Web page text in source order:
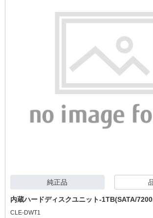
純正品
内蔵ハードディスクユニット-1TB(SATA/
CLE-DWT1